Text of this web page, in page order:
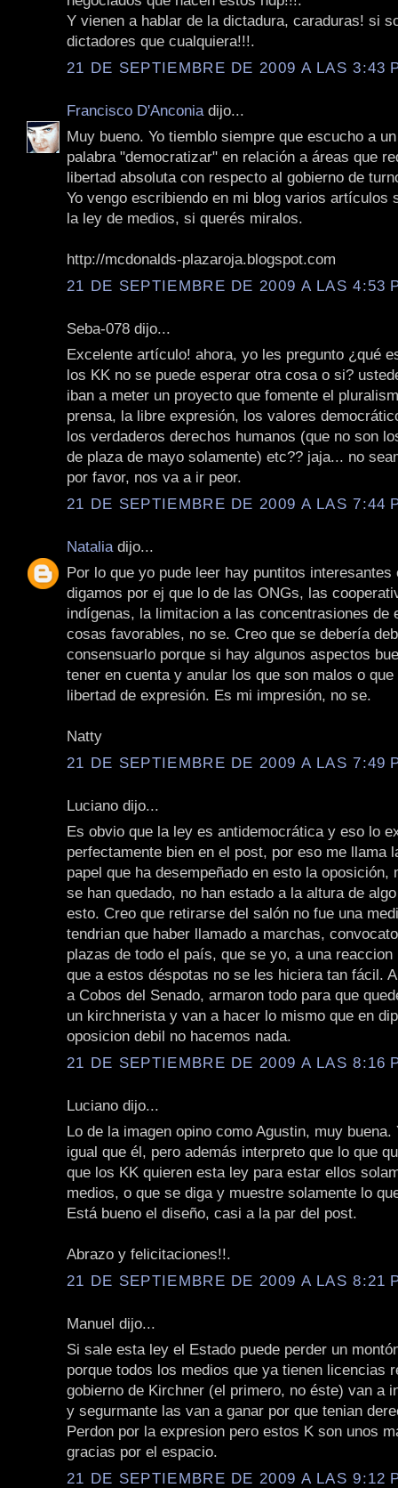
Y vienen a hablar de la dictadura, caraduras! si
dictadores que cualquiera!!!.
21 DE SEPTIEMBRE DE 2009 A LAS 3:43
Francisco D'Anconia dijo...
Muy bueno. Yo tiemblo siempre que escucho a
palabra "democratizar" en relación a áreas que
libertad absoluta con respecto al gobierno de
Yo vengo escribiendo en mi blog varios artículos
la ley de medios, si querés miralos.
http://mcdonalds-plazaroja.blogspot.com
21 DE SEPTIEMBRE DE 2009 A LAS 4:53
Seba-078 dijo...
Excelente artículo! ahora, yo les pregunto ¿qué
los KK no se puede esperar otra cosa o si?
iban a meter un proyecto que fomente el
prensa, la libre expresión, los valores
los verdaderos derechos humanos (que no son
de plaza de mayo solamente) etc?? jaja... no
por favor, nos va a ir peor.
21 DE SEPTIEMBRE DE 2009 A LAS 7:44
Natalia dijo...
Por lo que yo pude leer hay puntitos interesantes
digamos por ej que lo de las ONGs, las
indígenas, la limitacion a las concentrasiones de
cosas favorables, no se. Creo que se debería
consensuarlo porque si hay algunos aspectos
tener en cuenta y anular los que son malos o
libertad de expresión. Es mi impresión, no se.
Natty
21 DE SEPTIEMBRE DE 2009 A LAS 7:49
Luciano dijo...
Es obvio que la ley es antidemocrática y eso lo
perfectamente bien en el post, por eso me llama
papel que ha desempeñado en esto la oposición,
se han quedado, no han estado a la altura de
esto. Creo que retirarse del salón no fue una
tendrian que haber llamado a marchas,
plazas de todo el país, que se yo, a una reaccion
que a estos déspotas no se les hiciera tan fácil.
a Cobos del Senado, armaron todo para que
un kirchnerista y van a hacer lo mismo que en
oposicion debil no hacemos nada.
21 DE SEPTIEMBRE DE 2009 A LAS 8:16
Luciano dijo...
Lo de la imagen opino como Agustin, muy buena.
igual que él, pero además interpreto que lo que
que los KK quieren esta ley para estar ellos
medios, o que se diga y muestre solamente lo
Está bueno el diseño, casi a la par del post.
Abrazo y felicitaciones!!.
21 DE SEPTIEMBRE DE 2009 A LAS 8:21
Manuel dijo...
Si sale esta ley el Estado puede perder un
porque todos los medios que ya tienen licencias
gobierno de Kirchner (el primero, no éste) van a
y segurmante las van a ganar por que tenian
Perdon por la expresion pero estos K son unos
gracias por el espacio.
21 DE SEPTIEMBRE DE 2009 A LAS 9:12